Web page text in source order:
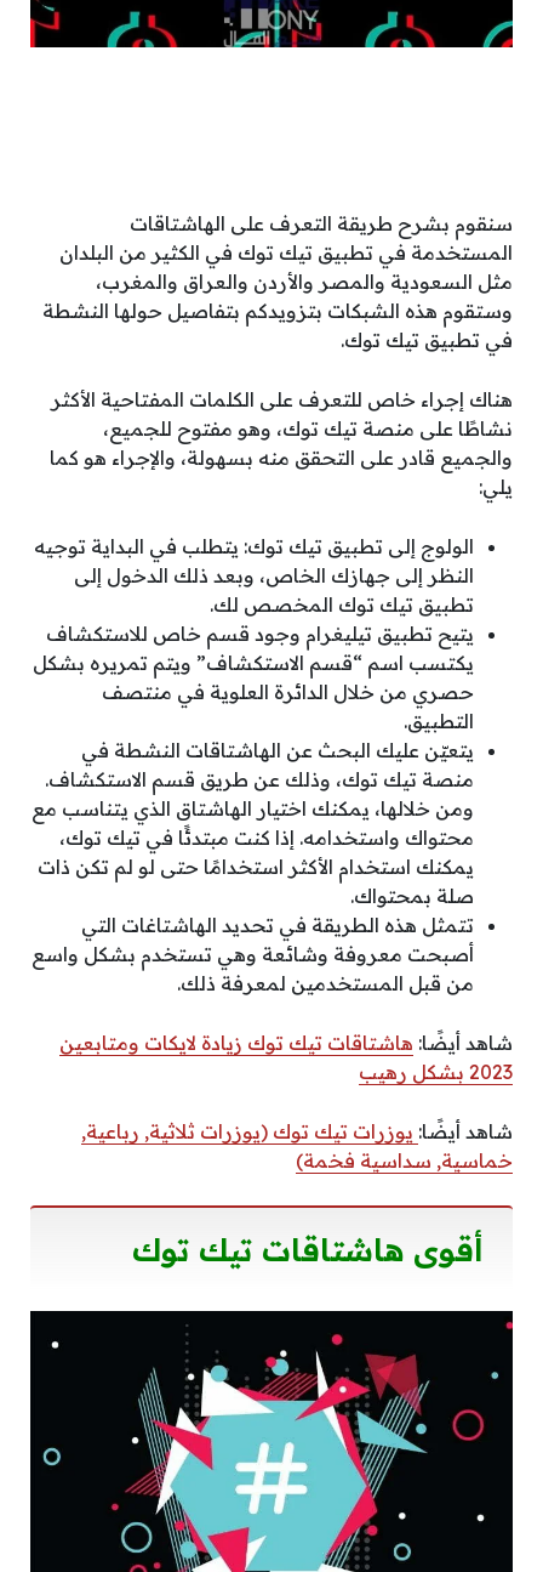
سنقوم بشرح طريقة التعرف على الهاشتاقات
المستخدمة في تطبيق تيك توك في الكثير من البلدان
مثل السعودية والمصر والأردن والعراق والمغرب،
وستقوم هذه الشبكات بتزويدكم بتفاصيل حولها النشطة
في تطبيق تيك توك.
هناك إجراء خاص للتعرف على الكلمات المفتاحية الأكثر
نشاطًا على منصة تيك توك، وهو مفتوح للجميع،
والجميع قادر على التحقق منه بسهولة، والإجراء هو كما
يلي:
الولوج إلى تطبيق تيك توك: يتطلب في البداية توجيه
النظر إلى جهازك الخاص، وبعد ذلك الدخول إلى
تطبيق تيك توك المخصص لك.
يتيح تطبيق تيليغرام وجود قسم خاص للاستكشاف
يكتسب اسم “قسم الاستكشاف” ويتم تمريره بشكل
حصري من خلال الدائرة العلوية في منتصف
التطبيق.
يتعيّن عليك البحث عن الهاشتاقات النشطة في
منصة تيك توك، وذلك عن طريق قسم الاستكشاف.
ومن خلالها، يمكنك اختيار الهاشتاق الذي يتناسب مع
محتواك واستخدامه. إذا كنت مبتدئًا في تيك توك،
يمكنك استخدام الأكثر استخدامًا حتى لو لم تكن ذات
صلة بمحتواك.
تتمثل هذه الطريقة في تحديد الهاشتاغات التي
أصبحت معروفة وشائعة وهي تستخدم بشكل واسع
من قبل المستخدمين لمعرفة ذلك.
شاهد أيضًا: هاشتاقات تيك توك زيادة لايكات ومتابعين
2023 بشكل رهيب
شاهد أيضًا: يوزرات تيك توك (يوزرات ثلاثية, رباعية,
خماسية, سداسية فخمة)
أقوى هاشتاقات تيك توك